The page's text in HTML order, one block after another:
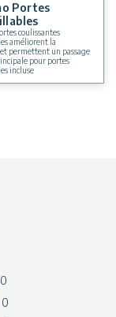
Portes
coulissantes
améliorent la
permettent un passage
pour portes
incluse
0
0